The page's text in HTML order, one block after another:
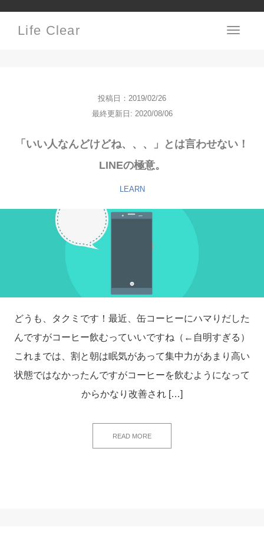
Toggle
Life Clear
投稿日：2019/02/26
最終更新日: 2020/08/06
「いい人なんどけどね、、、」とは言わせない！
LINEの極意。
LEARN
どうも、タクミです！最近、缶コーヒーにハマりだした
んですがコーヒー飲むっていいですね（←自明すぎる）
これまでは、割と朝は眠気があって集中力があまり高い
状態ではなかったんですがコーヒーを飲むようになって
からかなり改善され […]
READ MORE